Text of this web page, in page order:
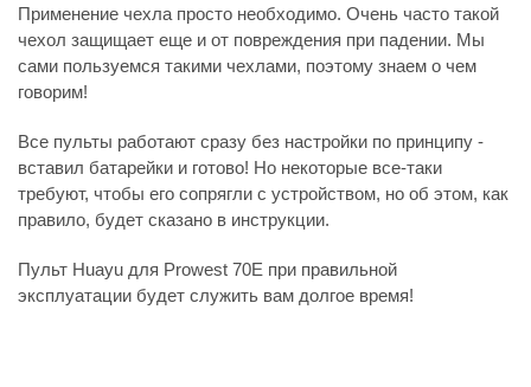
Применение чехла просто необходимо. Очень часто такой
чехол защищает еще и от повреждения при падении. Мы
сами пользуемся такими чехлами, поэтому знаем о чем
говорим!
Все пульты работают сразу без настройки по принципу -
вставил батарейки и готово! Но некоторые все-таки
требуют, чтобы его сопрягли с устройством, но об этом, как
правило, будет сказано в инструкции.
Пульт Huayu для Prowest 70E при правильной
эксплуатации будет служить вам долгое время!